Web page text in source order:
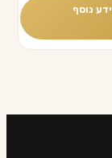
נוסף